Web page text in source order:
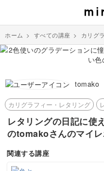
ホーム > すべての講座 > カリグ
tomako
カリグラフィー・レタリング
レタリングの日記に使
のtomakoさんのマイ
関連する講座